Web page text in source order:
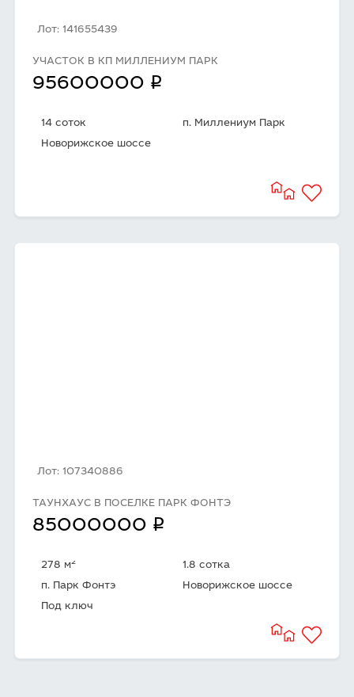
Лот: 141655439
УЧАСТОК В КП МИЛЛЕНИУМ ПАРК
95600000 q
14 соток
п. Миллениум Парк
Новорижское шоссе
Лот: 107340886
ТАУНХАУС В ПОСЕЛКЕ ПАРК ФОНТЭ
85000000 q
278 м2
1.8 сотка
п. Парк Фонтэ
Новорижское шоссе
Под ключ